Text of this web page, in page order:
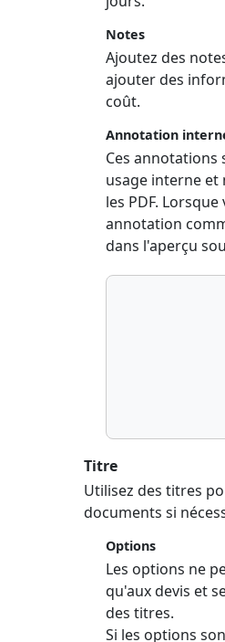
Notes
Ajoutez des
ajouter des
coût.
Annotation
Ces annotations
usage interne et
les PDF.
annotation
dans l'aperçu
Titre
Utilisez des titres
documents si
Options
Les options ne
qu'aux devis et
des titres.
Si les options